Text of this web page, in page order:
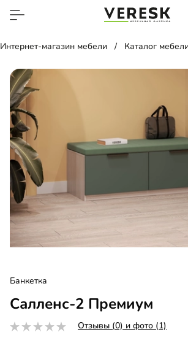
Интернет-магазин мебели Каталог
Банкетка
Салленс-2 Премиум
Отзывы (0) и фото (1)